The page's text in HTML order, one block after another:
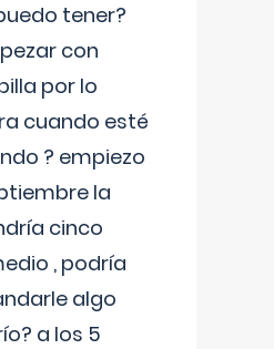
tener?
con
por lo
cuando esté
? empiezo
la
cinco
, podría
algo
a los 5